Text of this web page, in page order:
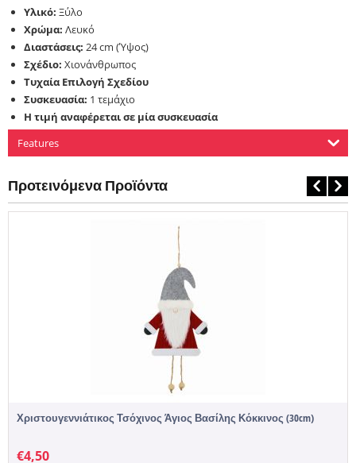
Υλικό: Ξύλο
Χρώμα: Λευκό
Διαστάσεις: 24 cm (Ύψος)
Σχέδιο: Χιονάνθρωπος
Τυχαία Επιλογή Σχεδίου
Συσκευασία: 1 τεμάχιο
Η τιμή αναφέρεται σε μία συσκευασία
Features
Προτεινόμενα Προϊόντα
Χριστουγεννιάτικος Τσόχινος Άγιος Βασίλης Κόκκινος (30cm)
€4,50